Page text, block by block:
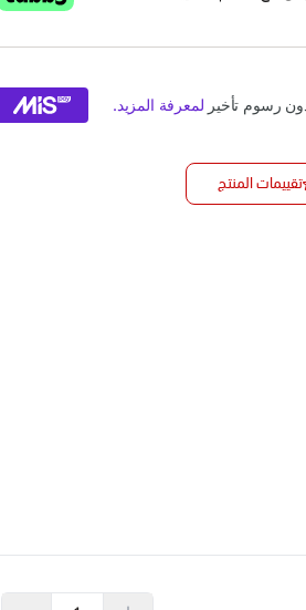
تقييمات المنتج